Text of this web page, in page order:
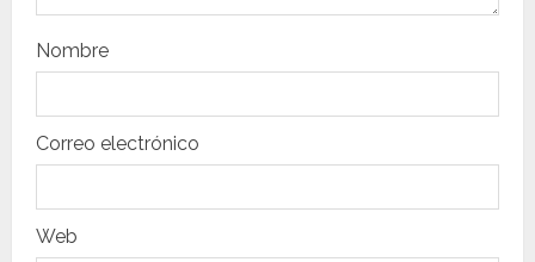
r
a
d
a
s
Nombre
Correo electrónico
Web